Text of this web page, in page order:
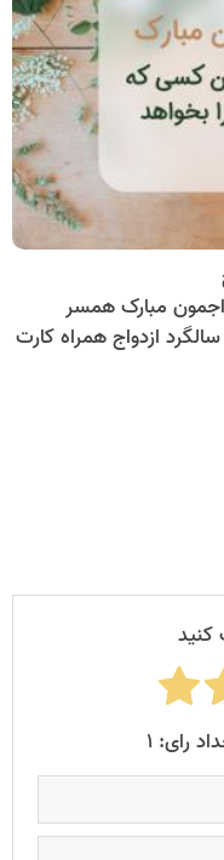
متن تبریک سالگرد ازدواج. سالگرد ازدواجمون مبارک همسر
ازدواج همراه کارت
کنید